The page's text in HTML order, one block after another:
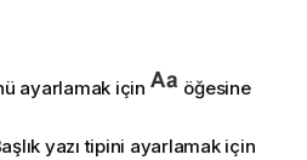
ayarlamak için
öğesine
yazı tipini ayarlamak için